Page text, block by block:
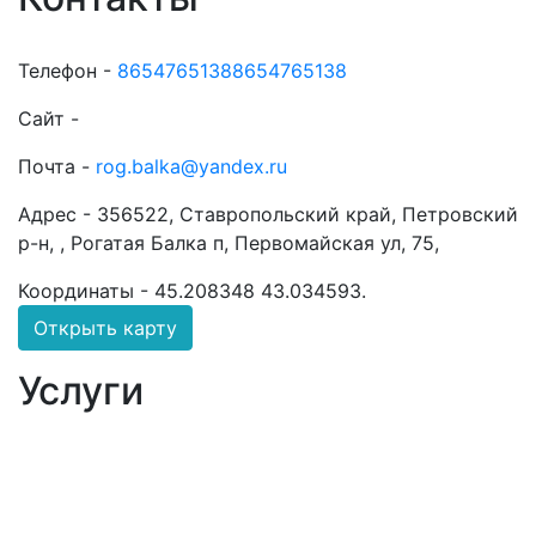
Телефон - 86547651388654765138
Сайт -
Почта - rog.balka@yandex.ru
Адрес - 356522, Ставропольский край, Петровский
р-н, , Рогатая Балка п, Первомайская ул, 75,
Координаты - 45.208348 43.034593.
Открыть карту
Услуги